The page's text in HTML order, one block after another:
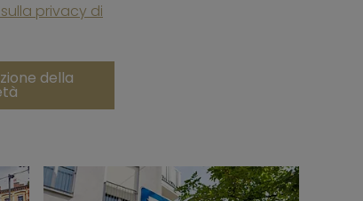
privacy di
della